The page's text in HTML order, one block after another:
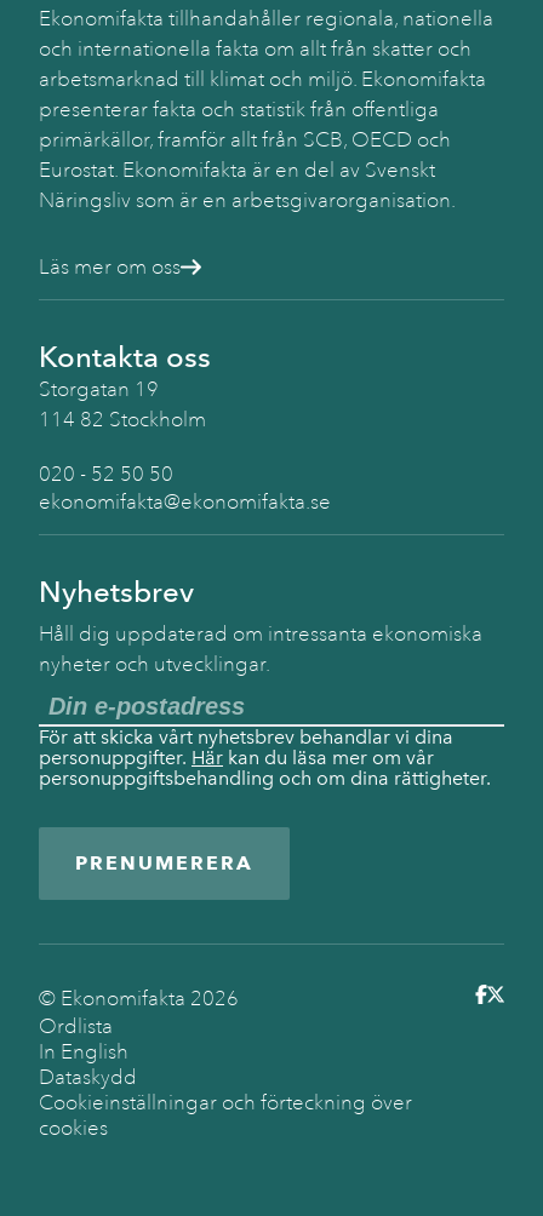
Ekonomifakta tillhandahåller regionala, nationella
och internationella fakta om allt från skatter och
arbetsmarknad till klimat och miljö. Ekonomifakta
presenterar fakta och statistik från offentliga
primärkällor, framför allt från SCB, OECD och
Eurostat. Ekonomifakta är en del av Svenskt
Näringsliv som är en arbetsgivarorganisation.
Läs mer om oss
Kontakta oss
Storgatan 19
114 82 Stockholm
020 - 52 50 50
ekonomifakta@ekonomifakta.se
Nyhetsbrev
Håll dig uppdaterad om intressanta ekonomiska
nyheter och utvecklingar.
För att skicka vårt nyhetsbrev behandlar vi dina
personuppgifter. Här kan du läsa mer om vår
personuppgiftsbehandling och om dina rättigheter.
PRENUMERERA
© Ekonomifakta 2026
Ordlista
In English
Dataskydd
Cookieinställningar och förteckning över
cookies